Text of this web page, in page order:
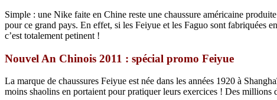
Simple : une Nike faite en Chine reste une chaussure américaine
pour ce grand pays. En effet, si les Feiyue et les Faguo sont fabriquées
c’est totalement petinent !
Nouvel An Chinois 2011 : spécial promo Feiyue
La marque de chaussures Feiyue est née dans les années 1920 à
moins shaolins en portaient pour pratiquer leurs exercices ! Des millions